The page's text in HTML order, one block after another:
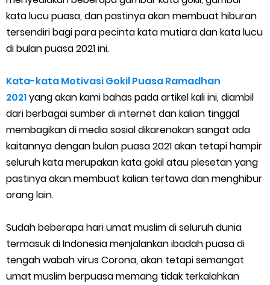
5 Versi Map Paling Gacor Untuk Ojek Online
Penyebab dan Cara Memulihkan Akun Gojek Dibekukan
Cara Menghitung Penghasilan Grab Sesuai dengan Orderan
Cara Menggunakan Paket Telkomsel Mitra Gojek
5 Cara Top Up InDriver dengan Mudah
5 Biaya Potongan Shopee Food yang Perlu Kamu Ketahui
10 Cara Jitu Autobid Untuk Lala Motor dan Mobil 2023
Cara Mudah Melihat QR dan Barcode Shopeepay
Enroute Drop: Arti dan Penjelasan Resi Gosend
kata lucu puasa, dan pastinya akan membuat hiburan
tersendiri bagi para pecinta kata mutiara dan kata lucu
di bulan puasa 2021 ini.
Kata-kata Motivasi Gokil Puasa Ramadhan
2021yang akan kami bahas pada artikel kali ini, diambil
dari berbagai sumber di internet dan kalian tinggal
membagikan di media sosial dikarenakan sangat ada
kaitannya dengan bulan puasa 2021 akan tetapi hampir
seluruh kata merupakan kata gokil atau plesetan yang
pastinya akan membuat kalian tertawa dan menghibur
orang lain.
Sudah beberapa hari umat muslim di seluruh dunia
termasuk di Indonesia menjalankan ibadah puasa di
tengah wabah virus Corona, akan tetapi semangat
umat muslim berpuasa memang tidak terkalahkan